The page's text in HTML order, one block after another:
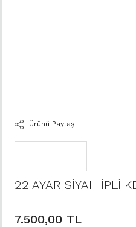
Ürünü Paylaş
22 AYAR SİYAH İPLİ
7.500,00 TL